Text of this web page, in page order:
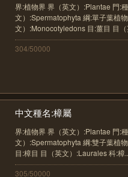
界:植物界 界（英文）:Plantae 門:
文）:Spermatophyta 綱:單子葉植
文）:Monocotyledons 目:薑目 目
304/50000
中文種名:樟屬
界:植物界 界（英文）:Plantae 門:
文）:Spermatophyta 綱:雙子葉植
目:樟目 目（英文）:Laurales 科:樟
305/50000